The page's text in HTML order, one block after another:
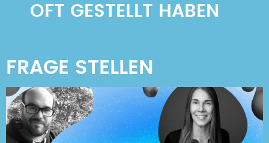
OFT GESTELLT HABEN